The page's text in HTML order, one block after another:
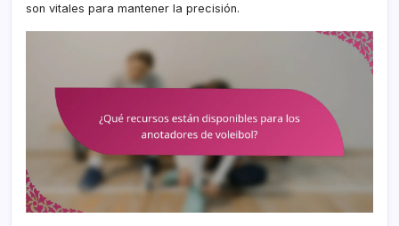
son vitales para mantener la precisión.